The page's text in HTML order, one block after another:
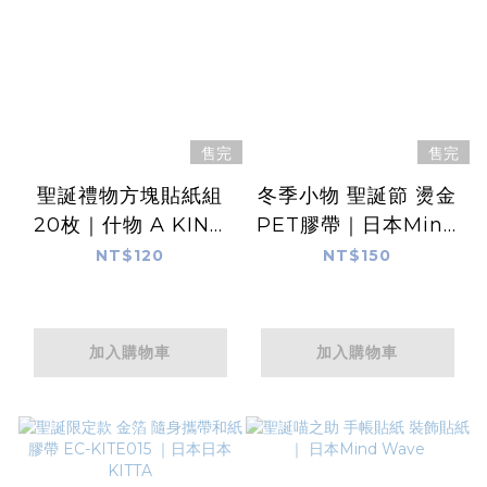
售完
聖誕禮物方塊貼紙組
20枚｜什物 A KIND
OF CAFE
NT$120
加入購物車
售完
冬季小物 聖誕節 燙金
PET膠帶｜日本Mind
Wave
NT$150
加入購物車